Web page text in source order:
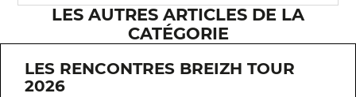
LES AUTRES ARTICLES DE LA
CATÉGORIE
LES RENCONTRES BREIZH TOUR
2026